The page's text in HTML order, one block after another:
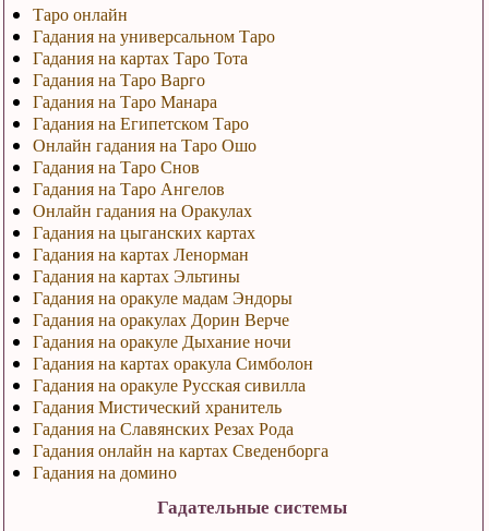
Таро онлайн
Гадания на универсальном Таро
Гадания на картах Таро Тота
Гадания на Таро Варго
Гадания на Таро Манара
Гадания на Египетском Таро
Онлайн гадания на Таро Ошо
Гадания на Таро Снов
Гадания на Таро Ангелов
Онлайн гадания на Оракулах
Гадания на цыганских картах
Гадания на картах Ленорман
Гадания на картах Эльтины
Гадания на оракуле мадам Эндоры
Гадания на оракулах Дорин Верче
Гадания на оракуле Дыхание ночи
Гадания на картах оракула Симболон
Гадания на оракуле Русская сивилла
Гадания Мистический хранитель
Гадания на Славянских Резах Рода
Гадания онлайн на картах Сведенборга
Гадания на домино
Гадательные системы